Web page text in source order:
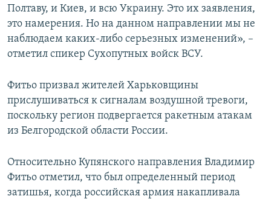
Полтаву, и Киев, и всю Украину. Это их заявления,
это намерения. Но на данном направлении мы не
наблюдаем каких-либо серьезных изменений», –
отметил спикер Сухопутных войск ВСУ.
Фитьо призвал жителей Харьковщины
прислушиваться к сигналам воздушной тревоги,
поскольку регион подвергается ракетным атакам
из Белгородской области России.
Относительно Купянского направления Владимир
Фитьо отметил, что был определенный период
затишья, когда российская армия накапливала